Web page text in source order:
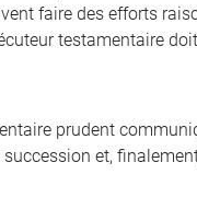
faire des efforts
testamentaire
prudent
et,